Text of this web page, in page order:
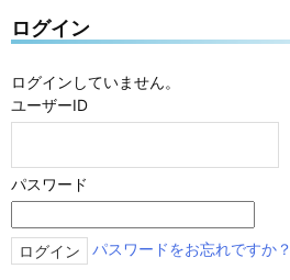
ログイン
ログインしていません。
ユーザーID
パスワード
パスワードをお忘れですか？